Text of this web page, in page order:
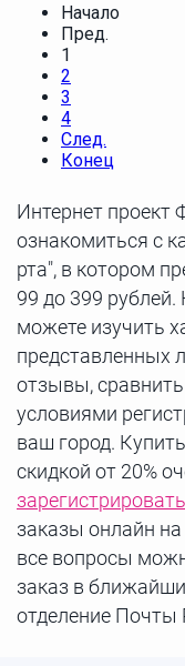
Начало
Пред.
1
2
3
4
След.
Конец
Интернет проект
ознакомиться с
рта", в котором
99 до 399
можете изучить
представленных
отзывы,
условиями
ваш город.
скидкой от 20%
заказы онлайн
все вопросы
заказ в
отделение Почты